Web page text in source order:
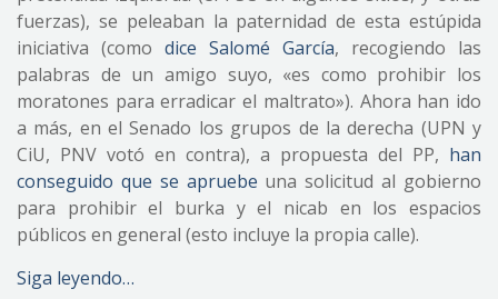
fuerzas), se peleaban la paternidad de esta estúpida
iniciativa (como dice Salomé García, recogiendo las
palabras de un amigo suyo, «es como prohibir los
moratones para erradicar el maltrato»). Ahora han ido
a más, en el Senado los grupos de la derecha (UPN y
CiU, PNV votó en contra), a propuesta del PP, han
conseguido que se apruebe una solicitud al gobierno
para prohibir el burka y el nicab en los espacios
públicos en general (esto incluye la propia calle).
Siga leyendo…